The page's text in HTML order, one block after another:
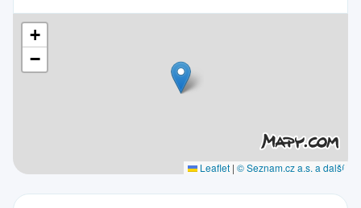
+
−
Leaflet | © Seznam.cz a.s. a další